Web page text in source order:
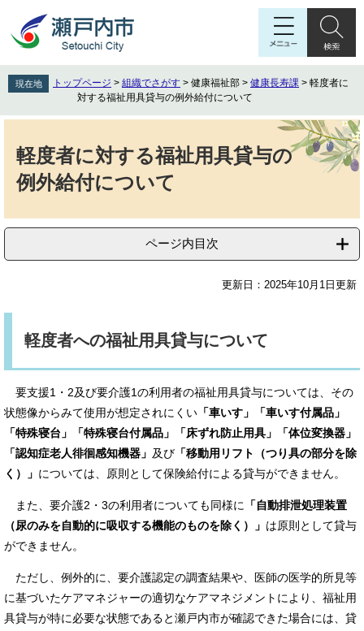
先
頭
を
飛
現在地 トップページ > 組織でさがす > 健康福祉部 > 健康長寿課 > 軽度者に
対する福祉用具貸与の例外給付について
軽度者に対する福祉用具貸与の
例外給付について
ページ内目次
更新日：2025年10月1日更新
軽度者への福祉用具貸与について
要支援1・2及び要介護1の利用者の福祉用具貸与については、その
状態像からみて使用が想定されにくい 「車いす」「車いす付属品」
「特殊寝台」「特殊寝台付属品」「床ずれ防止用具」「体位変換器」
「認知症老人徘徊感知機器」 及び 「移動用リフト（つり具の部分を除
く）」 については、原則として保険給付による貸与ができません。
また、要介護2・3の利用者についても同様に
「自動排泄処理装置
（尿のみを自動的に吸収する機能のものを除く）」 は原則として貸与
ができません。
ただし、例外的に、要介護認定の調査結果や、医師の医学的所見等
に基づいたケアマネジャーの適切なケアマネジメントにより、福祉用
具貸与が特に必要な状態であると瀬戸内市が確認できた場合には、貸